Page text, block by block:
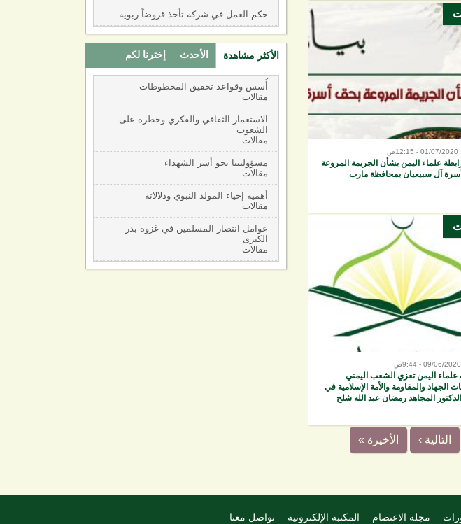
حكم العمل في شركة تأخذ قروضاً ربوية
الأكثر مشاهدة الأحدث إخترنا لكم
أُسس وقواعد تحقيق المخطوطات
مقالات
الاستعمار الثقافي والفكري وخطره على
الشعوب
مقالات
مسؤوليتنا نحو أسر الشهداء
مقالات
أهمية إحياء المولد النبوي ودلالاته
مقالات
عوامل انتصار المسلمين في غزوة بدر
الكبرى
مقالات
علماء اليمن بشأن الجريمة المروعة
آل سبيعيان بمحافظة مارب
علماء اليمن تعزي الشعب اليمني
الجهاد والمقاومة والأمة الإسلامية في
المجاهد رمضان عبد الله شلح
التالية › الأخيرة »
مجلة الاعتصام المكتبة الإلكترونية تواصل معنا